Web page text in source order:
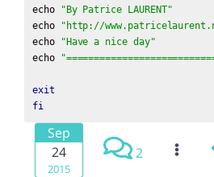
echo
"By Patrice LAURENT"
echo
"http://
echo
"Have a nice day"
echo
exit
fi
Sep
24
2015
2